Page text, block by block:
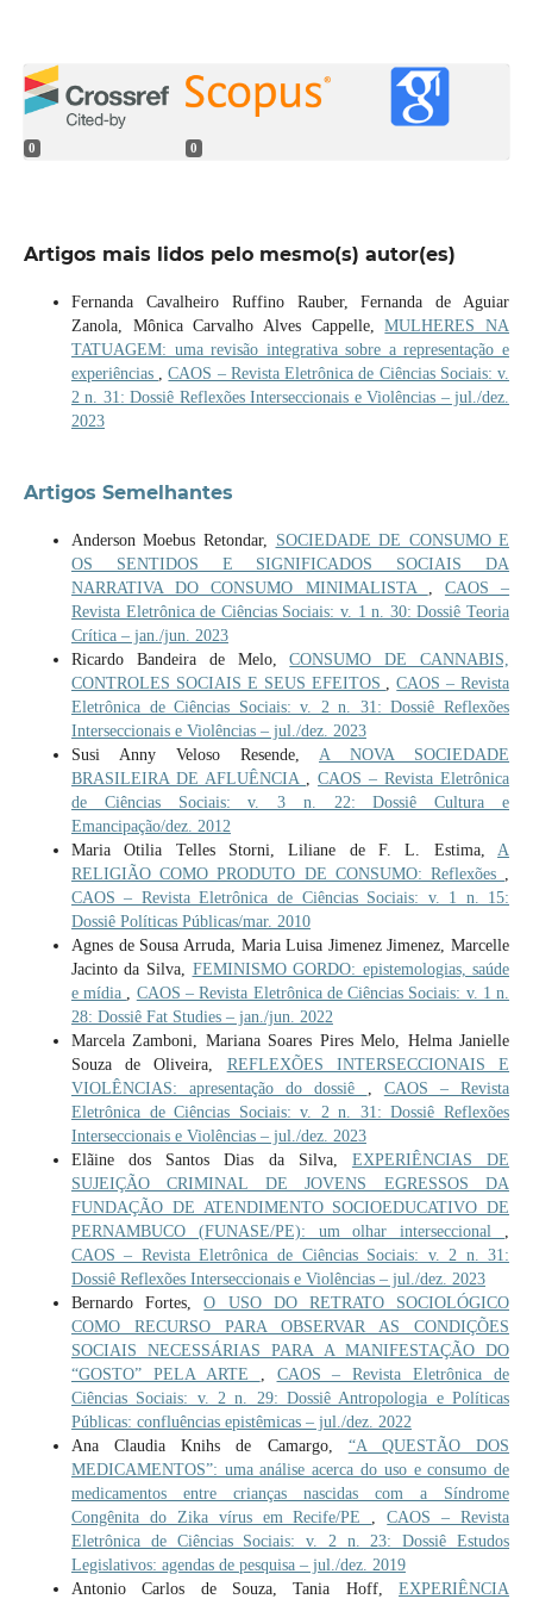
0 0
Artigos mais lidos pelo mesmo(s) autor(es)
Fernanda Cavalheiro Ruffino Rauber, Fernanda de Aguiar
Zanola, Mônica Carvalho Alves Cappelle,MULHERES NA
TATUAGEM: uma revisão integrativa sobre a representação e
experiências
,CAOS – Revista Eletrônica de Ciências Sociais: v.
2 n. 31: Dossiê Reflexões Interseccionais e Violências – jul./dez.
2023
Artigos Semelhantes
Anderson Moebus Retondar, SOCIEDADE DE CONSUMO E
OS SENTIDOS E SIGNIFICADOS SOCIAIS DA
NARRATIVA DO CONSUMO MINIMALISTA
CAOS –
Revista Eletrônica de Ciências Sociais: v. 1 n. 30: Dossiê Teoria
Crítica – jan./jun. 2023
Ricardo Bandeira de Melo,CONSUMO DE CANNABIS,
CONTROLES SOCIAIS E SEUS EFEITOS
,CAOS – Revista
Eletrônica de Ciências Sociais: v. 2 n. 31: Dossiê Reflexões
Interseccionais e Violências – jul./dez. 2023
Susi Anny Veloso Resende, A NOVA SOCIEDADE
BRASILEIRA DE AFLUÊNCIA
,CAOS – Revista Eletrônica
de Ciências Sociais: v. 3 n. 22: Dossiê Cultura e
Emancipação/dez. 2012
Maria Otilia Telles Storni, Liliane de F. L. Estima, A
RELIGIÃO COMO PRODUTO DE CONSUMO: Reflexões
CAOS – Revista Eletrônica de Ciências Sociais: v. 1 n. 15:
Dossiê Políticas Públicas/mar. 2010
Agnes de Sousa Arruda, Maria Luisa Jimenez Jimenez, Marcelle
Jacinto da Silva, FEMINISMO GORDO: epistemologias, saúde
e mídia
CAOS – Revista Eletrônica de Ciências Sociais: v. 1 n.
28: Dossiê Fat Studies – jan./jun. 2022
Marcela Zamboni, Mariana Soares Pires Melo, Helma Janielle
Souza de Oliveira, REFLEXÕES INTERSECCIONAIS E
VIOLÊNCIAS: apresentação do dossiê
CAOS – Revista
Eletrônica de Ciências Sociais: v. 2 n. 31: Dossiê Reflexões
Interseccionais e Violências – jul./dez. 2023
Elãine dos Santos Dias da Silva, EXPERIÊNCIAS DE
SUJEIÇÃO CRIMINAL DE JOVENS EGRESSOS DA
FUNDAÇÃO DE ATENDIMENTO SOCIOEDUCATIVO DE
PERNAMBUCO (FUNASE/PE): um olhar interseccional
CAOS – Revista Eletrônica de Ciências Sociais: v. 2 n. 31:
Dossiê Reflexões Interseccionais e Violências – jul./dez. 2023
Bernardo Fortes,O USO DO RETRATO SOCIOLÓGICO
COMO RECURSO PARA OBSERVAR AS CONDIÇÕES
SOCIAIS NECESSÁRIAS PARA A MANIFESTAÇÃO DO
“GOSTO” PELA ARTE
CAOS – Revista Eletrônica de
Ciências Sociais: v. 2 n. 29: Dossiê Antropologia e Políticas
Públicas: confluências epistêmicas – jul./dez. 2022
Ana Claudia Knihs de Camargo, “A QUESTÃO DOS
MEDICAMENTOS”: uma análise acerca do uso e consumo de
medicamentos entre crianças nascidas com a Síndrome
Congênita do Zika vírus em Recife/PE
,CAOS – Revista
Eletrônica de Ciências Sociais: v. 2 n. 23: Dossiê Estudos
Legislativos: agendas de pesquisa – jul./dez. 2019
Antonio Carlos de Souza, Tania Hoff,EXPERIÊNCIA